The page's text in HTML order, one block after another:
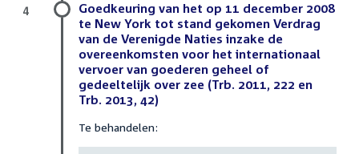
Goedkeuring van het op 11 december 2008
te New York tot stand gekomen Verdrag
van de Verenigde Naties inzake de
overeenkomsten voor het internationaal
vervoer van goederen geheel of
gedeeltelijk over zee (Trb. 2011, 222 en
Trb. 2013, 42)
Te behandelen:
4